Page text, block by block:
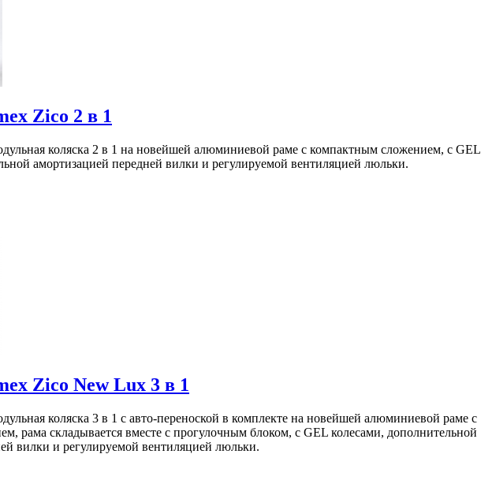
Zico 2 в 1
коляска 2 в 1 на новейшей алюминиевой раме с компактным сложением, с GEL
амортизацией передней вилки и регулируемой вентиляцией люльки.
Zico New Lux 3 в 1
коляска 3 в 1 с авто-переноской в комплекте на новейшей алюминиевой раме с
рама складывается вместе с прогулочным блоком, с GEL колесами, дополнительной
вилки и регулируемой вентиляцией люльки.